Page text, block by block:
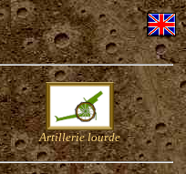
Artillerie lourde